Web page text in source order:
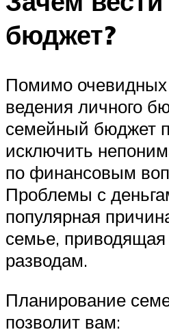
бюджет?
Помимо
ведения личного
семейный бюджет
исключить
по финансовым
Проблемы с
популярная
семье,
разводам.
Планирование
позволит вам: